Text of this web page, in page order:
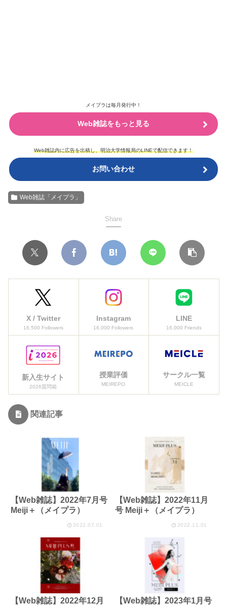
メイプラは毎月発行中！
Web雑誌をもっと見る
Web雑誌内に広告を出稿し、明治大学情報局のLINEで配信できます！
お問い合わせ
Web雑誌「メイプラ」
Share
X / Twitter
16,500 Followers
Instagram
16,000 Followers
LINE
16,000 Friends
新入生サイト
2026質問箱
授業評価
MEIREPO
サークル一覧
MEICLE
関連記事
【Web雑誌】2022年7月号
Meiji＋（メイプラ）
2022.07.01
【Web雑誌】2022年11月
号 Meiji＋（メイプラ）
2022.11.01
【Web雑誌】2022年12月 【Web雑誌】2023年1月号